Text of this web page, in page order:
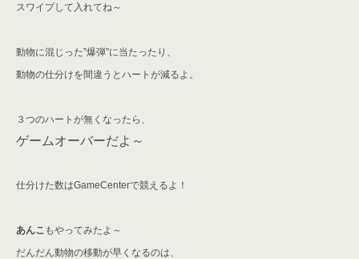
スワイプして入れてね～
動物に混じった”爆弾”に当たったり、
動物の仕分けを間違うとハートが減るよ。
３つのハートが無くなったら、
ゲームオーバーだよ～
仕分けた数はGameCenterで競えるよ！
あんこ もやってみたよ～
だんだん動物の移動が早くなるのは、